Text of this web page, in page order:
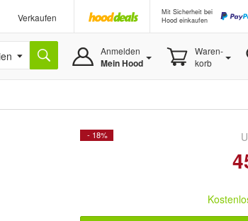
Verkaufen
Mit Sicherheit bei
Hood einkaufen
Anmelden
Mein Hood
Waren-
korb
- 18%